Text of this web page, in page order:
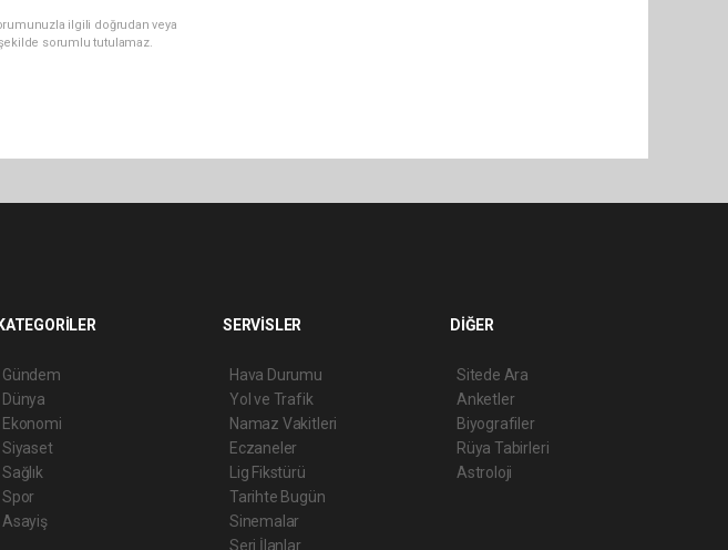
ilgili doğrudan veya
sorumlu tutulamaz.
KATEGORİLER
Gündem
Dünya
Ekonomi
Siyaset
Sağlık
Spor
Asayiş
SERVİSLER
Hava Durumu
Yol ve Trafik
Namaz Vakitleri
Eczaneler
Lig Fikstürü
Tarihte Bugün
Sinemalar
Seri İlanlar
DİĞER
Sitede Ara
Anketler
Biyografiler
Rüya Tabirleri
Astroloji